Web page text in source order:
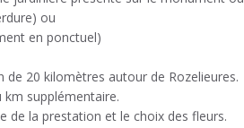
ou
en ponctuel)
20 kilomètres autour de Rozelieures.
supplémentaire.
de la prestation et le choix des fleurs.